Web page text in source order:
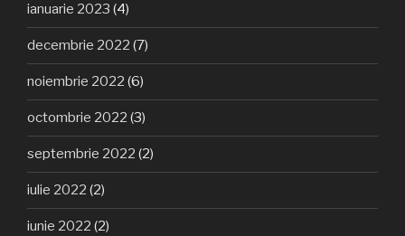
ianuarie 2023 (4)
decembrie 2022 (7)
noiembrie 2022 (6)
octombrie 2022 (3)
septembrie 2022 (2)
iulie 2022 (2)
iunie 2022 (2)